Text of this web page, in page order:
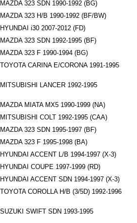
323 SDN 1990-1992 (BG)
323 H/B 1990-1992 (BF/BW)
i30 2007-2012 (FD)
323 SDN 1992-1995 (BF)
323 F 1990-1994 (BG)
CARINA E/CORONA 1991-1995
LANCER 1992-1995
MIATA MX5 1990-1999 (NA)
COLT 1992-1995 (CAA)
323 SDN 1995-1997 (BF)
323 F 1995-1998 (BA)
ACCENT L/B 1994-1997 (X-3)
COUPE 1997-1999 (RD)
ACCENT SDN 1994-1997 (X-3)
COROLLA H/B (3/5D) 1992-1996
SWIFT SDN 1993-1995